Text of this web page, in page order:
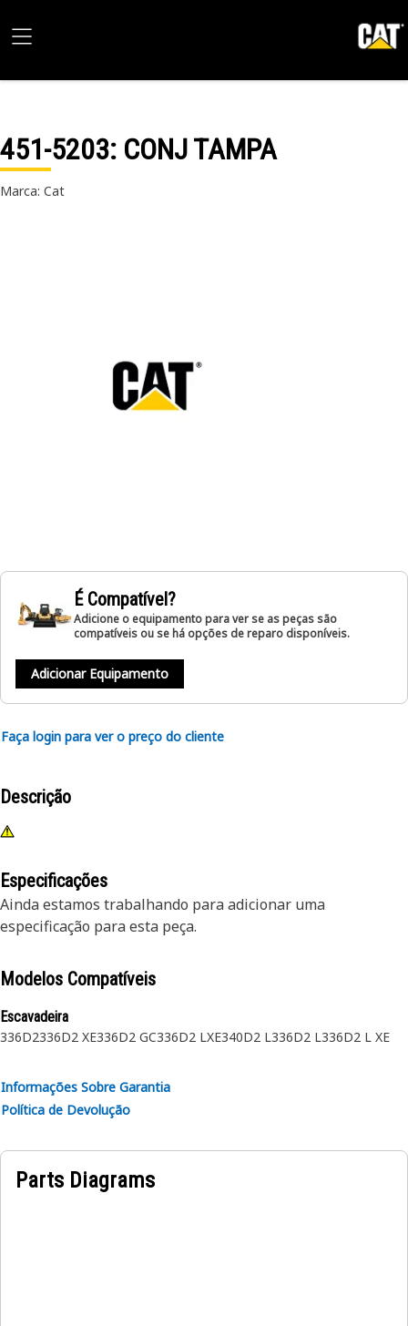
451-5203: CONJ TAMPA
Marca: Cat
É Compatível?
Adicione o equipamento para ver se as peças são
compatíveis ou se há opções de reparo disponíveis.
Adicionar Equipamento
Faça login para ver o preço do cliente
Descrição
Especificações
Ainda estamos trabalhando para adicionar uma
especificação para esta peça.
Modelos Compatíveis
Escavadeira
336D2336D2 XE336D2 GC336D2 LXE340D2 L336D2 L336D2 L XE
Informações Sobre Garantia
Política de Devolução
Parts Diagrams